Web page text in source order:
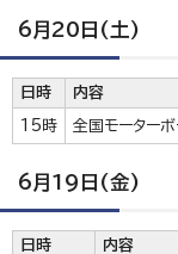
6月20日(土)
日時 内容
15時 全国モーター
6月19日(金)
日時 内容